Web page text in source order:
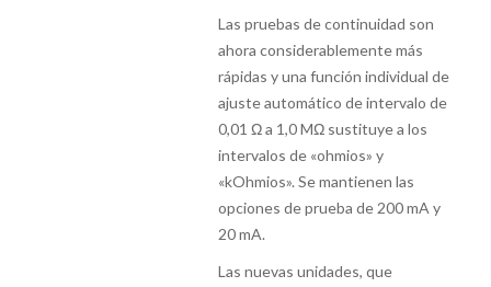
Las pruebas de continuidad son
ahora considerablemente más
rápidas y una función individual de
ajuste automático de intervalo de
0,01 Ω a 1,0 MΩ sustituye a los
intervalos de «ohmios» y
«kOhmios». Se mantienen las
opciones de prueba de 200 mA y
20 mA.
Las nuevas unidades, que